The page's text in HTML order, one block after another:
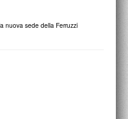
nuova sede della Ferruzzi